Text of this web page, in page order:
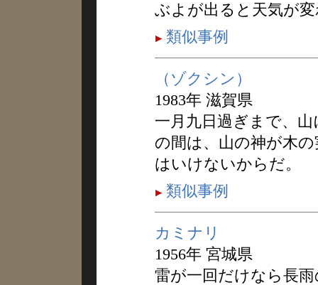
ぶよが出ると天気が
類似事例
（ゾクシン）
1983年 滋賀県
一月九日過ぎまで、
の間は、山の神が木
はいけないからだ。
類似事例
カミナリ
1956年 宮城県
雷が一回だけなら長